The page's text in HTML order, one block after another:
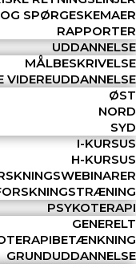
SPØRGESKEMAER
RAPPORTER
UDDANNELSE
MÅLBESKRIVELSE
VIDEREUDDANNELSE
ØST
NORD
SYD
I-KURSUS
H-KURSUS
PSYKOTERAPI
GENERELT
GRUNDUDDANNELSE